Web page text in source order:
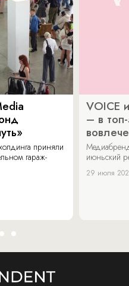
приняли
гараж-
VOICE
– в
июньский
29 июля